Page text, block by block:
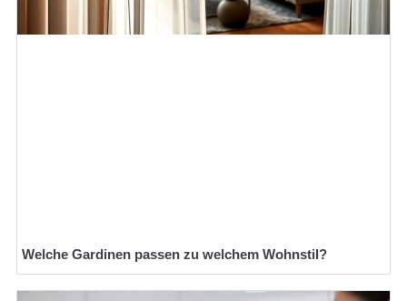
Welche Gardinen passen zu welchem Wohnstil?